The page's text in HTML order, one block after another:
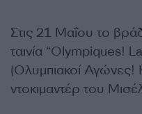
Στις 21 Μαΐου το
ταινία “Olympiques!
(Ολυμπιακοί
ντοκιμαντέρ του